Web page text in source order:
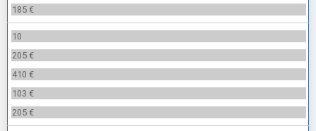
185 €
10
205 €
410 €
103 €
205 €